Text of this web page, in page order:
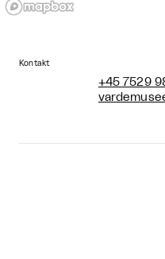
Kontakt
+45 7529